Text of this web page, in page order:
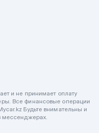
и не принимает оплату
Все финансовые операции
Будьте внимательны и
мессенджерах.